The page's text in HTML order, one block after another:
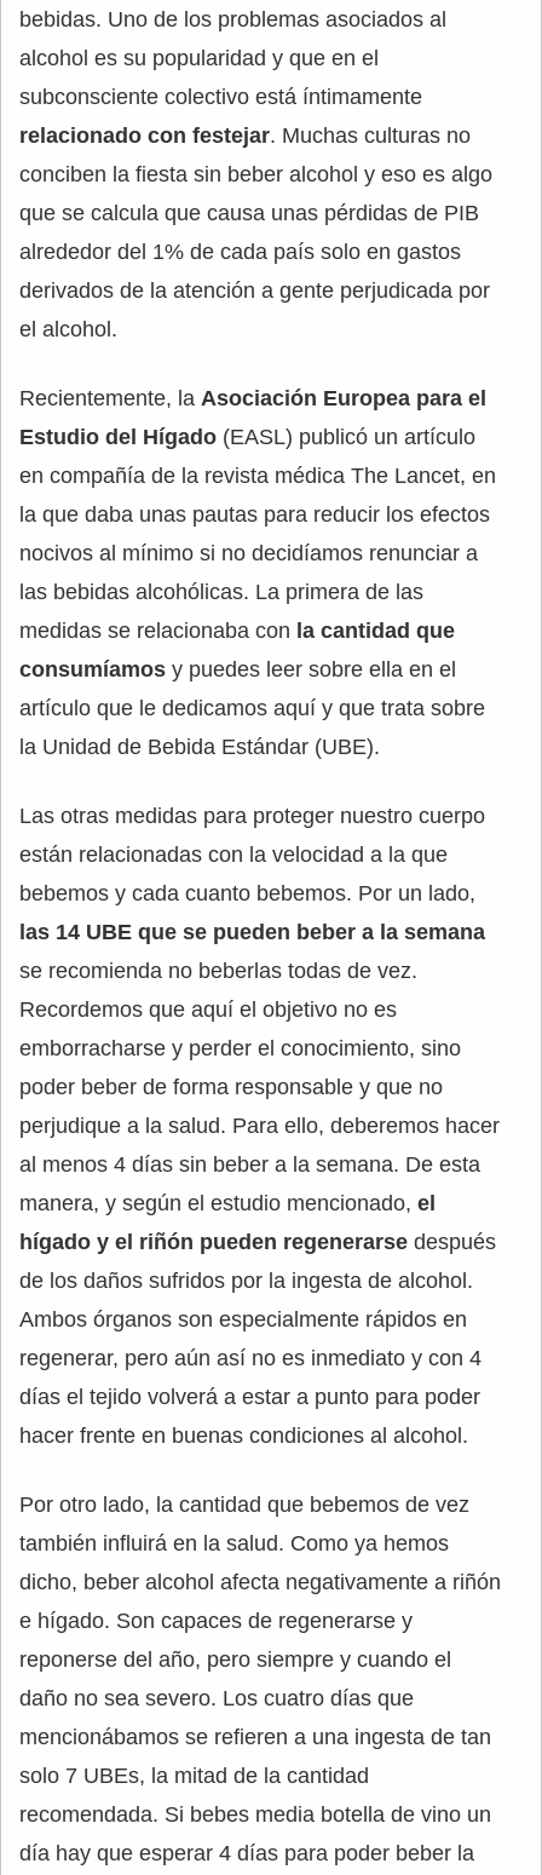
bebidas. Uno de los problemas asociados al
alcohol es su popularidad y que en el
subconsciente colectivo está íntimamente
relacionado con festejar. Muchas culturas no
conciben la fiesta sin beber alcohol y eso es algo
que se calcula que causa unas pérdidas de PIB
alrededor del 1% de cada país solo en gastos
derivados de la atención a gente perjudicada por
el alcohol.
Recientemente, la Asociación Europea para el
Estudio del Hígado (EASL) publicó un artículo
en compañía de la revista médica The Lancet, en
la que daba unas pautas para reducir los efectos
nocivos al mínimo si no decidíamos renunciar a
las bebidas alcohólicas. La primera de las
medidas se relacionaba con la cantidad que
consumíamos y puedes leer sobre ella en el
artículo que le dedicamos aquí y que trata sobre
la Unidad de Bebida Estándar (UBE).
Las otras medidas para proteger nuestro cuerpo
están relacionadas con la velocidad a la que
bebemos y cada cuanto bebemos. Por un lado,
las 14 UBE que se pueden beber a la semana
se recomienda no beberlas todas de vez.
Recordemos que aquí el objetivo no es
emborracharse y perder el conocimiento, sino
poder beber de forma responsable y que no
perjudique a la salud. Para ello, deberemos hacer
al menos 4 días sin beber a la semana. De esta
manera, y según el estudio mencionado, el
hígado y el riñón pueden regenerarse después
de los daños sufridos por la ingesta de alcohol.
Ambos órganos son especialmente rápidos en
regenerar, pero aún así no es inmediato y con 4
días el tejido volverá a estar a punto para poder
hacer frente en buenas condiciones al alcohol.
Por otro lado, la cantidad que bebemos de vez
también influirá en la salud. Como ya hemos
dicho, beber alcohol afecta negativamente a riñón
e hígado. Son capaces de regenerarse y
reponerse del año, pero siempre y cuando el
daño no sea severo. Los cuatro días que
mencionábamos se refieren a una ingesta de tan
solo 7 UBEs, la mitad de la cantidad
recomendada. Si bebes media botella de vino un
día hay que esperar 4 días para poder beber la